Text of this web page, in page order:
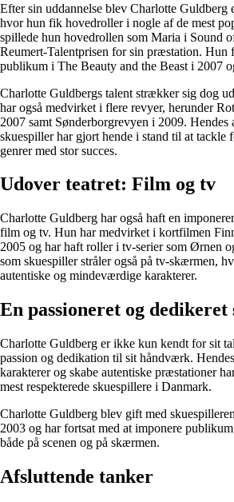
Efter sin uddannelse blev Charlotte Guldberg
hvor hun fik hovedroller i nogle af de mest
spillede hun hovedrollen som Maria i Sound
Reumert-Talentprisen for sin præstation. Hun
publikum i The Beauty and the Beast i 2007
Charlotte Guldbergs talent strækker sig dog
har også medvirket i flere revyer, herunder
2007 samt Sønderborgrevyen i 2009. Hendes
skuespiller har gjort hende i stand til at tackle
genrer med stor succes.
Udover teatret: Film og tv
Charlotte Guldberg har også haft en
film og tv. Hun har medvirket i kortfilmen
2005 og har haft roller i tv-serier som Ørnen
som skuespiller stråler også på tv-skærmen,
autentiske og mindeværdige karakterer.
En passioneret og
Charlotte Guldberg er ikke kun kendt for sit
passion og dedikation til sit håndværk.
karakterer og skabe autentiske præstationer
mest respekterede skuespillere i Danmark.
Charlotte Guldberg blev gift med
2003 og har fortsat med at imponere
både på scenen og på skærmen.
Afsluttende tanker